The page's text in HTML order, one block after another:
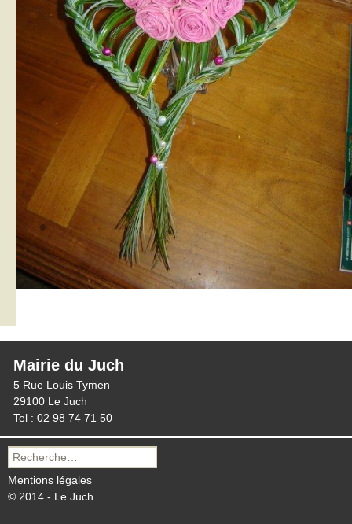
Mairie du Juch
5 Rue Louis Tymen
29100 Le Juch
Tel : 02 98 74 71 50
Recherche
pour :
Mentions légales
© 2014 - Le Juch